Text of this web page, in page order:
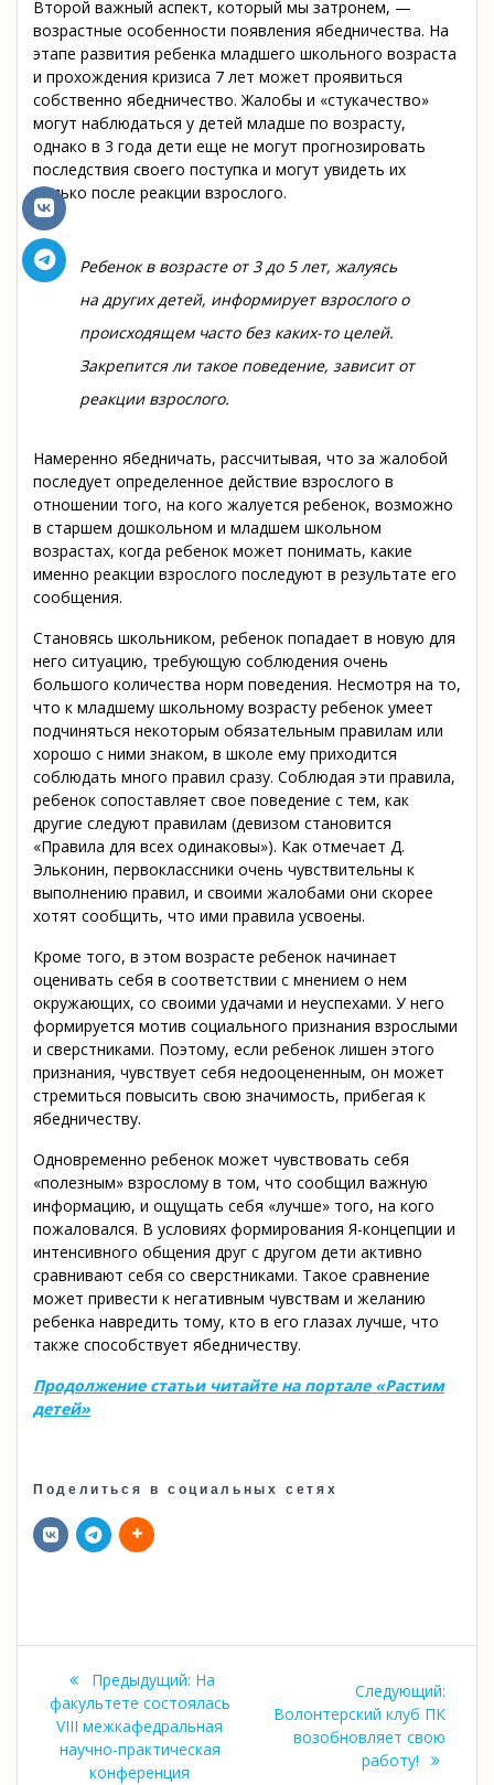
Второй важный аспект, который мы затронем, —
возрастные особенности появления ябедничества. На
этапе развития ребенка младшего школьного возраста
и прохождения кризиса 7 лет может проявиться
собственно ябедничество. Жалобы и «стукачество»
могут наблюдаться у детей младше по возрасту,
однако в 3 года дети еще не могут прогнозировать
последствия своего поступка и могут увидеть их
только после реакции взрослого.
Ребенок в возрасте от 3 до 5 лет, жалуясь
на других детей, информирует взрослого о
происходящем часто без каких-то целей.
Закрепится ли такое поведение, зависит от
реакции взрослого.
Намеренно ябедничать, рассчитывая, что за жалобой
последует определенное действие взрослого в
отношении того, на кого жалуется ребенок, возможно
в старшем дошкольном и младшем школьном
возрастах, когда ребенок может понимать, какие
именно реакции взрослого последуют в результате его
сообщения.
Становясь школьником, ребенок попадает в новую для
него ситуацию, требующую соблюдения очень
большого количества норм поведения. Несмотря на то,
что к младшему школьному возрасту ребенок умеет
подчиняться некоторым обязательным правилам или
хорошо с ними знаком, в школе ему приходится
соблюдать много правил сразу. Соблюдая эти правила,
ребенок сопоставляет свое поведение с тем, как
другие следуют правилам (девизом становится
«Правила для всех одинаковы»). Как отмечает Д.
Эльконин, первоклассники очень чувствительны к
выполнению правил, и своими жалобами они скорее
хотят сообщить, что ими правила усвоены.
Кроме того, в этом возрасте ребенок начинает
оценивать себя в соответствии с мнением о нем
окружающих, со своими удачами и неуспехами. У него
формируется мотив социального признания взрослыми
и сверстниками. Поэтому, если ребенок лишен этого
признания, чувствует себя недооцененным, он может
стремиться повысить свою значимость, прибегая к
ябедничеству.
Одновременно ребенок может чувствовать себя
«полезным» взрослому в том, что сообщил важную
информацию, и ощущать себя «лучше» того, на кого
пожаловался. В условиях формирования Я-концепции и
интенсивного общения друг с другом дети активно
сравнивают себя со сверстниками. Такое сравнение
может привести к негативным чувствам и желанию
ребенка навредить тому, кто в его глазах лучше, что
также способствует ябедничеству.
Продолжение статьи читайте на портале «Растим
детей»
Поделиться в социальных сетях
Навигация
по
записям
Предыдущий: Предыдущая
запись:
На
факультете состоялась
VIII межкафедральная
научно-практическая
конференция
Следующий:
Волонтерский клуб ПК
возобновляет свою
работу!